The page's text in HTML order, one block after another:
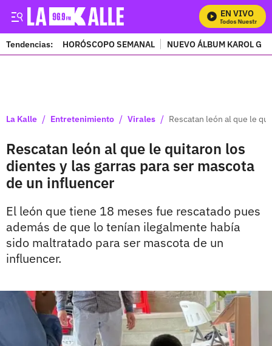
EN VIVO
Mira Todos Nuestros
Tendencias: HORÓSCOPO SEMANAL NUEVO ÁLBUM KAROL G
La Kalle / Entretenimiento / Virales / Rescatan león al que le
Rescatan león al que le quitaron los
dientes y las garras para ser mascota
de un influencer
El león que tiene 18 meses fue rescatado pues
además de que lo tenían ilegalmente había
sido maltratado para ser mascota de un
influencer.